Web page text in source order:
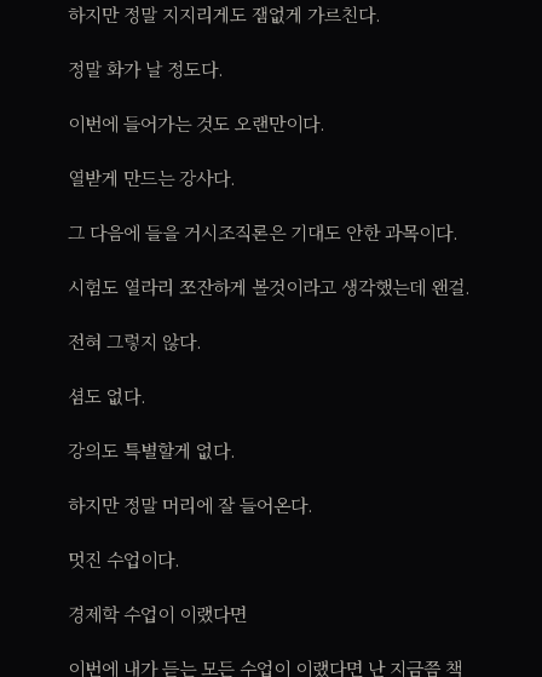
하지만 정말 지지리게도 잼없게 가르친다.
정말 화가 날 정도다.
이번에 들어가는 것도 오랜만이다.
열받게 만드는 강사다.
그 다음에 들을 거시조직론은 기대도 안한 과목이다.
시험도 열라리 쪼잔하게 볼것이라고 생각했는데 왠걸.
전혀 그렇지 않다.
셤도 없다.
강의도 특별할게 없다.
하지만 정말 머리에 잘 들어온다.
멋진 수업이다.
경제학 수업이 이랬다면
이번에 내가 듣는 모든 수업이 이랬다면 난 지금쯤 책